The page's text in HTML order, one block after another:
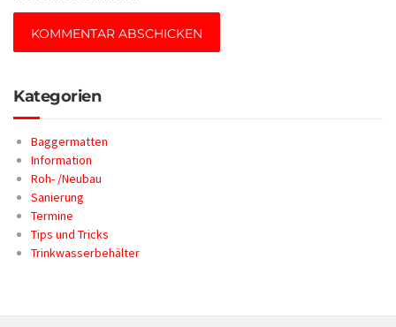
Kategorien
Baggermatten
Information
Roh- /Neubau
Sanierung
Termine
Tips und Tricks
Trinkwasserbehälter